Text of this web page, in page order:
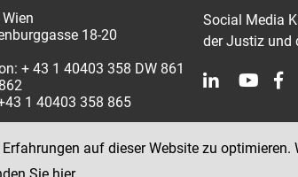
18-20
+ 43 1 40403 358 DW 861
1 40403 358 865
Social Media
der Justiz und
auf dieser Website zu